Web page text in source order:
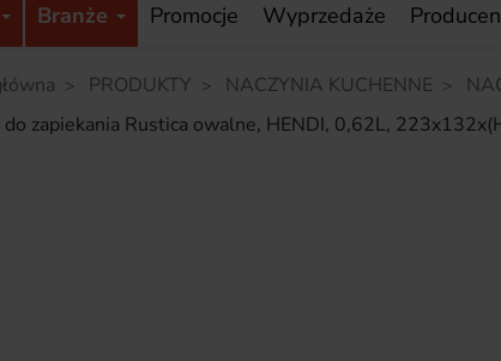
Branże Promocje Wyprzedaże
PRODUKTY NACZYNIA KUCHENNE
do zapiekania Rustica owalne, HENDI, 0,62L,